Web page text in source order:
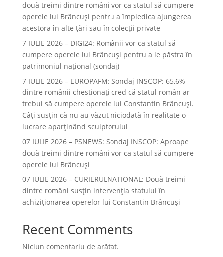
două treimi dintre români vor ca statul să cumpere
operele lui Brâncuşi pentru a împiedica ajungerea
acestora în alte ţări sau în colecţii private
7 IULIE 2026 – DIGI24: Românii vor ca statul să
cumpere operele lui Brâncuși pentru a le păstra în
patrimoniul național (sondaj)
7 IULIE 2026 – EUROPAFM: Sondaj INSCOP: 65,6%
dintre românii chestionați cred că statul român ar
trebui să cumpere operele lui Constantin Brâncuși.
Câți susțin că nu au văzut niciodată în realitate o
lucrare aparținând sculptorului
07 IULIE 2026 – PSNEWS: Sondaj INSCOP: Aproape
două treimi dintre români vor ca statul să cumpere
operele lui Brâncuși
07 IULIE 2026 – CURIERULNATIONAL: Două treimi
dintre români susțin intervenția statului în
achiziționarea operelor lui Constantin Brâncuși
Recent Comments
Niciun comentariu de arătat.